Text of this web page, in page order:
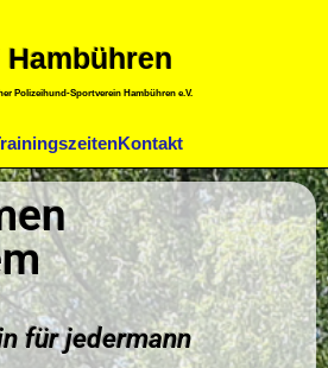
Hambühren
Polizeihund-Sportverein Hambühren e.V.
Kontakt
für jedermann